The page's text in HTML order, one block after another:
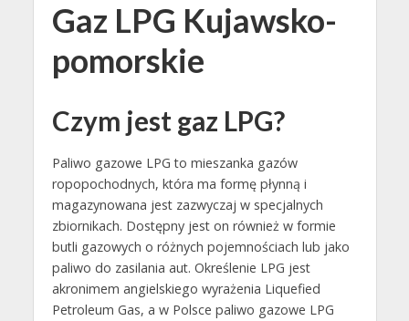
Gaz LPG Kujawsko-
pomorskie
Czym jest gaz LPG?
Paliwo gazowe LPG to mieszanka gazów
ropopochodnych, która ma formę płynną i
magazynowana jest zazwyczaj w specjalnych
zbiornikach. Dostępny jest on również w formie
butli gazowych o różnych pojemnościach lub jako
paliwo do zasilania aut. Określenie LPG jest
akronimem angielskiego wyrażenia Liquefied
Petroleum Gas, a w Polsce paliwo gazowe LPG